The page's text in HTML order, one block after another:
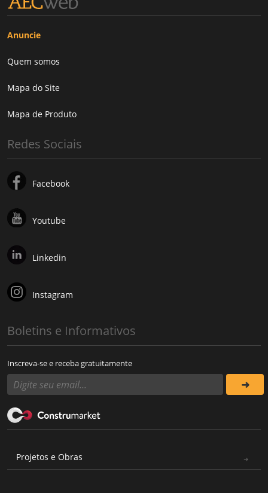
Anuncie
Quem somos
Mapa do Site
Mapa de Produto
Redes Sociais
Facebook
Youtube
Linkedin
Instagram
Boletins e Informativos
Inscreva-se e receba gratuitamente
Projetos e Obras